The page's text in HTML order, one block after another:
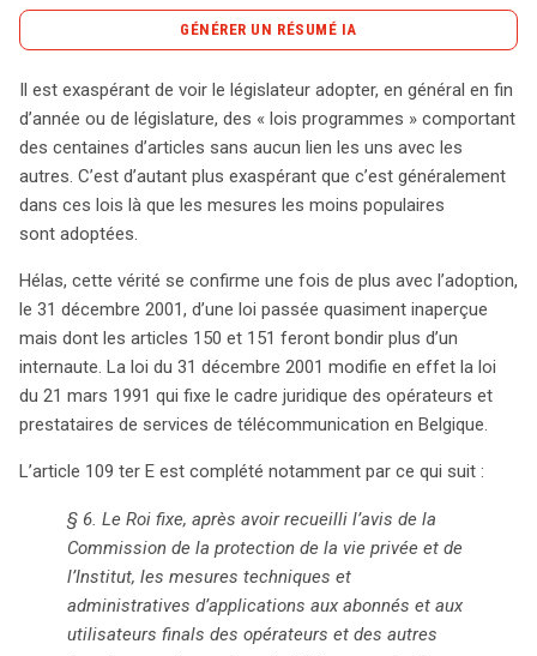
CONTACT
GÉNÉRER UN RÉSUMÉ IA
L’adoption, le 31 décembre 2001, d’une loi peu
remarquée mais aux conséquences potentiellement
graves, soulève des inquiétudes quant à la protection de
la vie privée en Belgique. Cette loi modifie la législation
encadrant les opérateurs de télécommunications,
se conformer à des exigences d’identification lors des
appels d’urgence. Si elles ne respectent pas ces règles,
les utilisateurs peuvent être déconnectés sans
dédommagement. De plus, le Roi a désormais le pouvoir
d’interdire certains services de télécommunications qui
rendent difficile l’identification des appelants ou la
localisation des utilisateurs, sans contrôle parlementaire.
communications ne doivent pas être utilisées à des fins
illégales, une précision qui peut sembler superflue.
Cependant, la portée des nouvelles mesures
d’identification soulève des questions sur la liberté
d’expression et la vie privée. Qu’en est-il des outils
Il est exaspérant de voir le législateur adopter, en général en fin
d’année ou de législature, des « lois programmes » comportant
des centaines d’articles sans aucun lien les uns avec les
autres. C’est d’autant plus exaspérant que c’est généralement
dans ces lois là que les mesures les moins populaires
sont adoptées.
Hélas, cette vérité se confirme une fois de plus avec l’adoption,
le 31 décembre 2001, d’une loi passée quasiment inaperçue
mais dont les articles 150 et 151 feront bondir plus d’un
internaute. La loi du 31 décembre 2001 modifie en effet la loi
du 21 mars 1991 qui fixe le cadre juridique des opérateurs et
prestataires de services de télécommunication en Belgique.
L’article 109 ter E est complété notamment par ce qui suit :
§ 6. Le Roi fixe, après avoir recueilli l’avis de la
Commission de la protection de la vie privée et de
l’Institut, les mesures techniques et
administratives d’applications aux abonnés et aux
utilisateurs finals des opérateurs et des autres